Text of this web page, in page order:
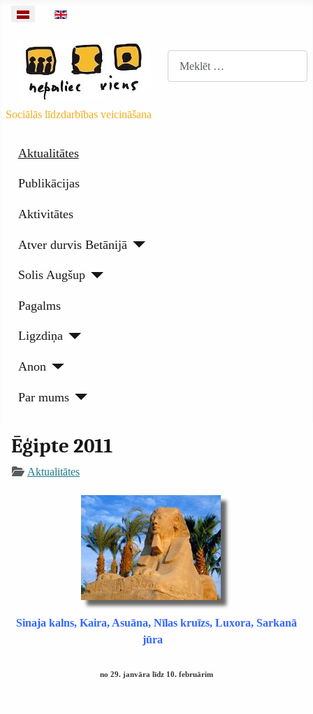
Izvēlieties valodu
Sociālās līdzdarbības veicināšana
Aktualitātes
Publikācijas
Aktivitātes
Atver durvis Betānijā
Solis Augšup
Pagalms
Ligzdiņa
Anon
Par mums
Ēģipte 2011
Aktualitātes
Sinaja kalns, Kaira, Asuāna, Nīlas kruīzs, Luxora, Sarkanā
jūra
no 29. janvāra līdz 10. februārim